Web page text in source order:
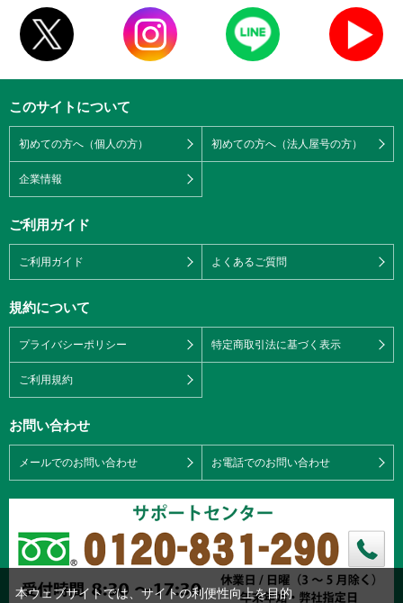
このサイトについて
初めての方へ（個人の方） 初めての方へ（法人屋号の方）
企業情報
ご利用ガイド
ご利用ガイド よくあるご質問
規約について
プライバシーポリシー 特定商取引法に基づく表示
ご利用規約
お問い合わせ
メールでのお問い合わせ お電話でのお問い合わせ
本ウェブサイトでは、サイトの利便性向上を目的